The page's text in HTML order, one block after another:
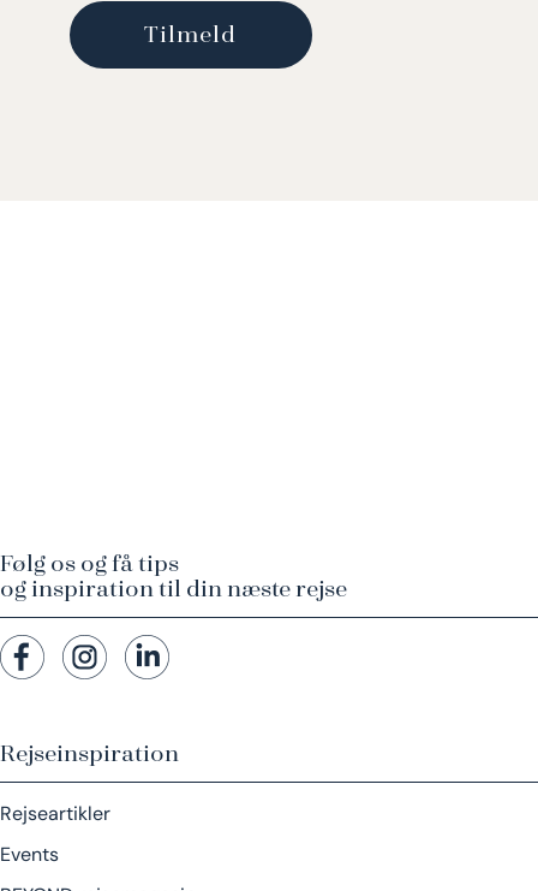
Rejseinspiration
Rejseartikler
Events
Følg os og få tips
og inspiration til din næste rejse